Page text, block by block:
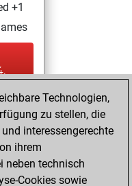
+1
3
Play
+0
Technologien,
zu stellen, die
interessengerechte
ihrem
neben technisch
Cookies sowie